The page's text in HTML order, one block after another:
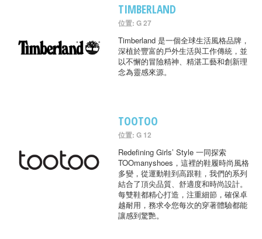
TIMBERLAND
位置: G 27
Timberland 是一個全球生活風格品牌，
深植於豐富的戶外生活與工作傳統，並
以不懈的冒險精神、精湛工藝和創新理
念為靈感來源。
TOOTOO
位置: G 12
Redefining Girls’ Style 一同探索
TOOmanyshoes，這裡的鞋履時尚風格
多變，從運動鞋到高跟鞋，我們的系列
結合了頂尖品質、舒適度和時尚設計。
每雙鞋都精心打造，注重細節，確保卓
越耐用，務求令您每次的穿著體驗都能
讓感到驚艷。